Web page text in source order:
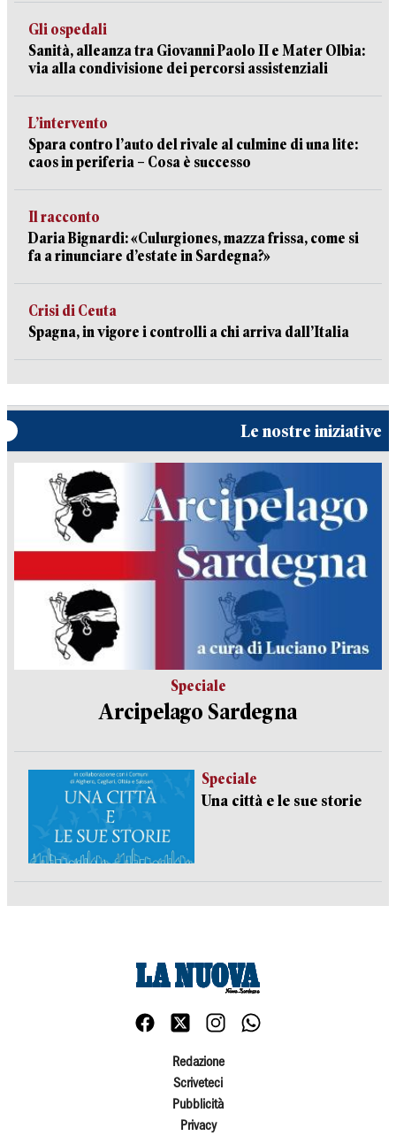
Gli ospedali
Sanità, alleanza tra Giovanni Paolo II e Mater Olbia:
via alla condivisione dei percorsi assistenziali
L’intervento
Spara contro l’auto del rivale al culmine di una lite:
caos in periferia – Cosa è successo
Il racconto
Daria Bignardi: «Culurgiones, mazza frissa, come si
fa a rinunciare d’estate in Sardegna?»
Crisi di Ceuta
Spagna, in vigore i controlli a chi arriva dall’Italia
Le nostre iniziative
Speciale
Arcipelago Sardegna
Speciale
Una città e le sue storie
Redazione
Scriveteci
Pubblicità
Privacy